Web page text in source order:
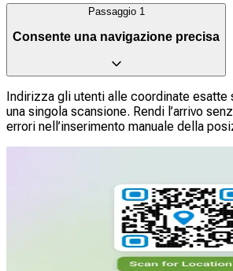
Passaggio 1
Consente una navigazione precisa
Indirizza gli utenti alle coordinate esatte
una singola scansione. Rendi l’arrivo
errori nell’inserimento manuale della